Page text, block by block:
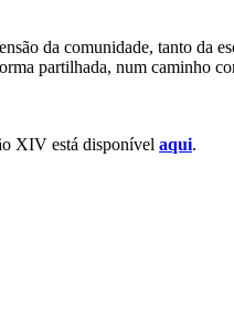
da comunidade, tanto da
partilhada, num caminho
XIV está disponível aqui.